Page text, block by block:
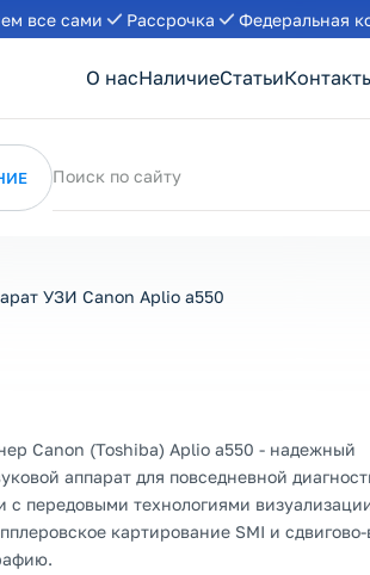
все сами Рассрочка Федеральная
О насНаличиеСтатьи
Поиск по сайту
УЗИ Canon Aplio a550
Canon (Toshiba) Aplio a550 - надежный
аппарат для повседневной
с передовыми технологиями
картирование SMI и